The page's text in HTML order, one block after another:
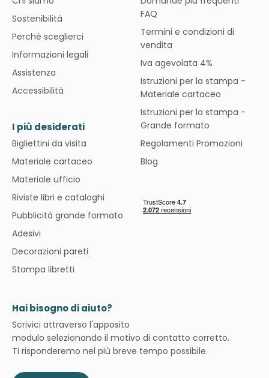
Sostenibilità
Perché sceglierci
Informazioni legali
Assistenza
Accessibilità
FAQ
Termini e condizioni di
vendita
Iva agevolata 4%
Istruzioni per la stampa -
Materiale cartaceo
Istruzioni per la stampa -
Grande formato
Regolamenti Promozioni
Blog
I più desiderati
Bigliettini da visita
Materiale cartaceo
Materiale ufficio
Riviste libri e cataloghi
Pubblicità grande formato
Adesivi
Decorazioni pareti
Stampa libretti
Hai bisogno di aiuto?
Scrivici attraverso l'apposito
modulo selezionando il motivo di contatto corretto.
Ti risponderemo nel più breve tempo possibile.